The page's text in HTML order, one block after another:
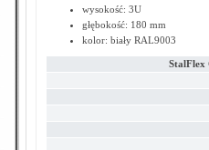
wysokość: 3U
głębokość: 180 mm
kolor: biały RAL9003
StalFlex